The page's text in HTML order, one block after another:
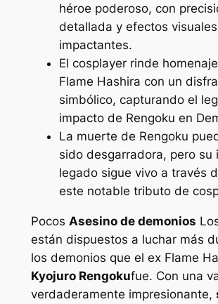
héroe poderoso, con
detallada y efectos visuales
impactantes.
El cosplayer rinde
Flame Hashira con un
simbólico, capturando el
impacto de Rengoku en
La muerte de Rengoku
sido desgarradora, pero su
legado sigue vivo a través
este notable tributo de
Pocos Asesino de demonios
están dispuestos a luchar más
los demonios que el ex Flame
Kyojuro Rengokufue. Con una
verdaderamente impresionante,